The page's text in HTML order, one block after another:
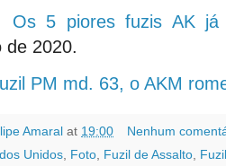
Os 5 piores fuzis AK
de 2020.
PM md. 63, o AKM
Amaral at 19:00
Nenhum
Unidos, Foto, Fuzil de Assalto,